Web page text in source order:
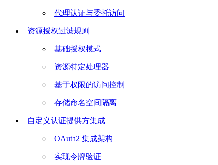
代理认证与委托访问
资源授权过滤规则
基础授权模式
资源特定处理器
基于权限的访问控制
存储命名空间隔离
自定义认证提供方集成
OAuth2 集成架构
实现令牌验证